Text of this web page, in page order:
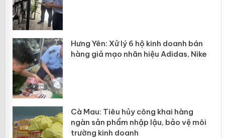
Hưng Yên: Xử lý 6 hộ kinh doanh bán
hàng giả mạo nhãn hiệu Adidas, Nike
Cà Mau: Tiêu hủy công khai hàng
ngàn sản phẩm nhập lậu, bảo vệ môi
trường kinh doanh